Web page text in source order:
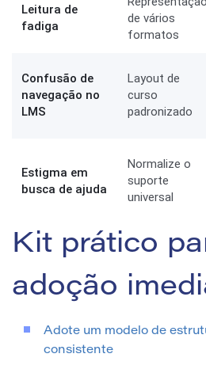
Leitura de
fadiga
de vários
formatos
Confusão de
navegação no
LMS
Layout de
curso
padronizado
Estigma em
busca de ajuda
Normalize o
suporte
universal
Kit prático
adoção
Adote um modelo de
consistente